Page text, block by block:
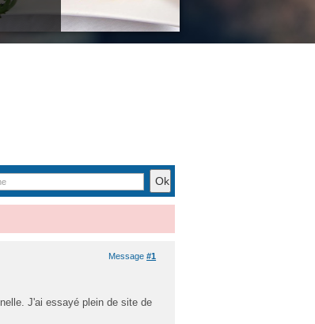
Message#1
J'ai essayé plein de site de